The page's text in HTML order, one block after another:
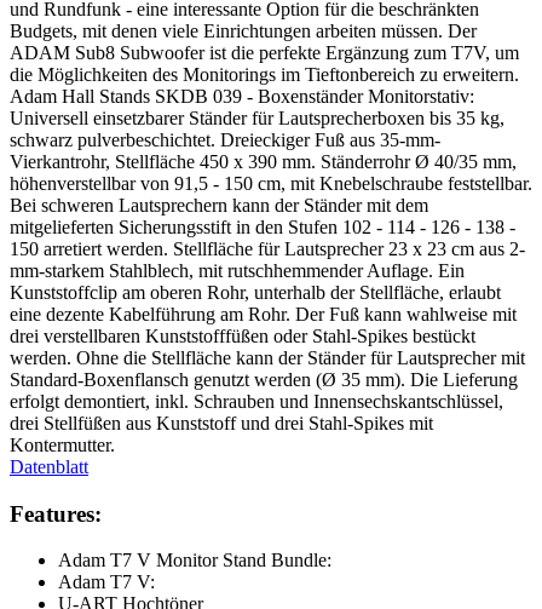
und Rundfunk - eine interessante Option für die beschränkten
Budgets, mit denen viele Einrichtungen arbeiten müssen. Der
ADAM Sub8 Subwoofer ist die perfekte Ergänzung zum T7V, um
die Möglichkeiten des Monitorings im Tieftonbereich zu erweitern.
Adam Hall Stands SKDB 039 - Boxenständer Monitorstativ:
Universell einsetzbarer Ständer für Lautsprecherboxen bis 35 kg,
schwarz pulverbeschichtet. Dreieckiger Fuß aus 35-mm-
Vierkantrohr, Stellfläche 450 x 390 mm. Ständerrohr Ø 40/35 mm,
höhenverstellbar von 91,5 - 150 cm, mit Knebelschraube feststellbar.
Bei schweren Lautsprechern kann der Ständer mit dem
mitgelieferten Sicherungsstift in den Stufen 102 - 114 - 126 - 138 -
150 arretiert werden. Stellfläche für Lautsprecher 23 x 23 cm aus 2-
mm-starkem Stahlblech, mit rutschhemmender Auflage. Ein
Kunststoffclip am oberen Rohr, unterhalb der Stellfläche, erlaubt
eine dezente Kabelführung am Rohr. Der Fuß kann wahlweise mit
drei verstellbaren Kunststofffüßen oder Stahl-Spikes bestückt
werden. Ohne die Stellfläche kann der Ständer für Lautsprecher mit
Standard-Boxenflansch genutzt werden (Ø 35 mm). Die Lieferung
erfolgt demontiert, inkl. Schrauben und Innensechskantschlüssel,
drei Stellfüßen aus Kunststoff und drei Stahl-Spikes mit
Kontermutter.
Datenblatt
Features:
Adam T7 V Monitor Stand Bundle:
Adam T7 V:
U-ART Hochtöner